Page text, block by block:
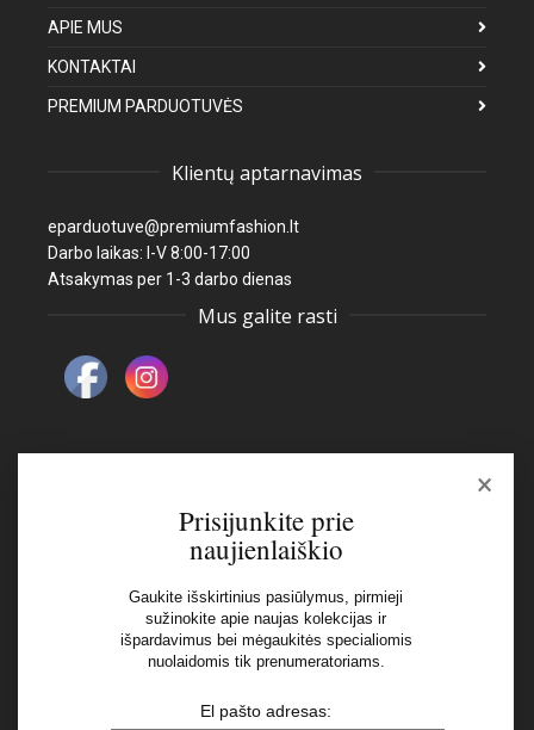
APIE MUS
KONTAKTAI
PREMIUM PARDUOTUVĖS
Klientų aptarnavimas
eparduotuve@premiumfashion.lt
Darbo laikas: I-V 8:00-17:00
Atsakymas per 1-3 darbo dienas
Mus galite rasti
Naujienlaiškis
Aš perskaičiau ir sutinku su Privatumo Politikos
×
Prisijunkite prie
naujienlaiškio
Gaukite išskirtinius pasiūlymus, pirmieji
sužinokite apie naujas kolekcijas ir
išpardavimus bei mėgaukitės specialiomis
nuolaidomis tik prenumeratoriams.
El pašto adresas: